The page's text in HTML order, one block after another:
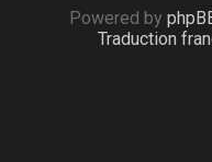
Powered by
Traduction